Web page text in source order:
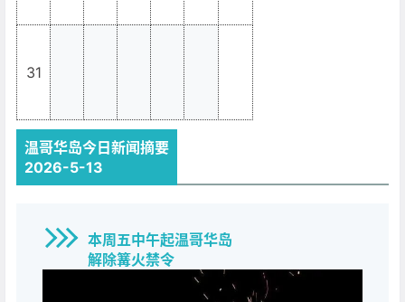
31
温哥华岛今日新闻摘要
2026-5-13
本周五中午起温哥华岛
解除篝火禁令